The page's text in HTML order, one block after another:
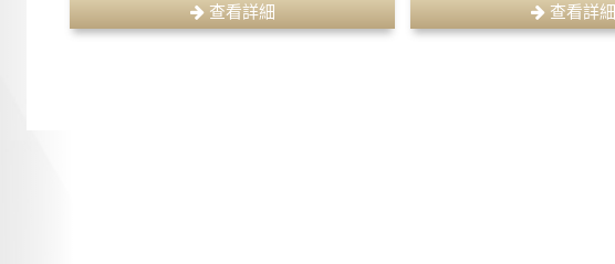
查看詳細 查看詳細